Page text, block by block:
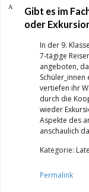
A
Gibt es im
oder
In der 9.
7-tägige
angeboten,
vertiefen ihr
durch die
wieder
Aspekte des
anschaulich
Kategorie:
Permalink